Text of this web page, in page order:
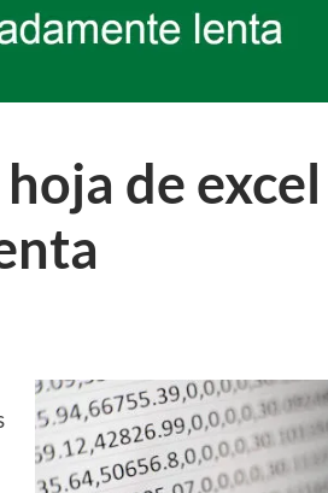
de excel